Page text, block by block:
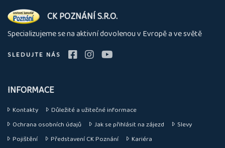
O
nás
CK POZNÁNÍ S.R.O.
Specializujeme se na aktivní dovolenou v Evropě a ve světě
SLEDUJTE NÁS
INFORMACE
Kontakty
Důležité a užitečné informace
Ochrana osobních údajů
Jak se přihlásit na zájezd
Slevy
Pojištění
Představení CK Poznání
Kariéra